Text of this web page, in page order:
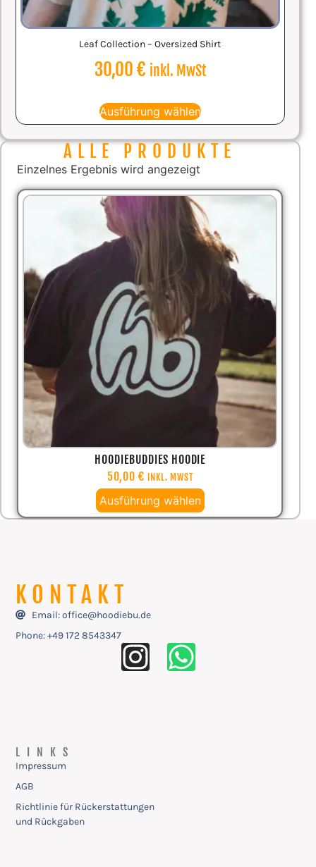
Leaf Collection – Oversized Shirt
30,00€ inkl. MwSt
Ausführung wählen
ALLE PRODUKTE
Einzelnes Ergebnis wird angezeigt
HOODIEBUDDIES HOODIE
50,00€ INKL. MWST
Ausführung wählen
LINKS
Impressum
AGB
Richtlinie für Rückerstattungen
und Rückgaben
KONTAKT
Email: office@hoodiebu.de
Phone: ‭+49 172 8543347